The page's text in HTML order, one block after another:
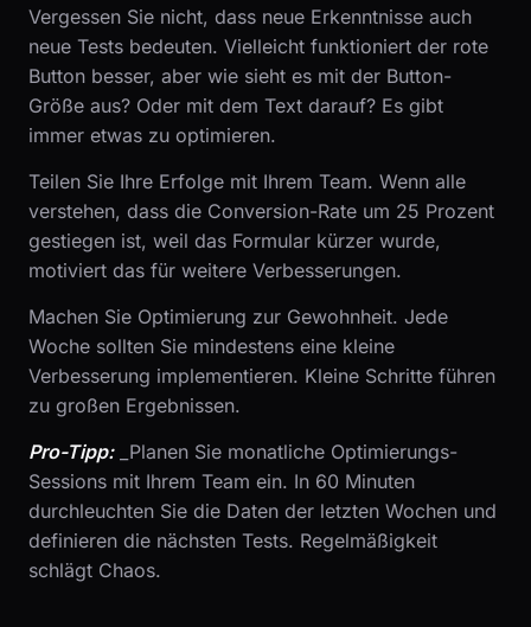
Vergessen Sie nicht, dass neue Erkenntnisse auch
neue Tests bedeuten. Vielleicht funktioniert der rote
Button besser, aber wie sieht es mit der Button-
Größe aus? Oder mit dem Text darauf? Es gibt
immer etwas zu optimieren.
Teilen Sie Ihre Erfolge mit Ihrem Team. Wenn alle
verstehen, dass die Conversion-Rate um 25 Prozent
gestiegen ist, weil das Formular kürzer wurde,
motiviert das für weitere Verbesserungen.
Machen Sie Optimierung zur Gewohnheit. Jede
Woche sollten Sie mindestens eine kleine
Verbesserung implementieren. Kleine Schritte führen
zu großen Ergebnissen.
Pro-Tipp:_Planen Sie monatliche Optimierungs-
Sessions mit Ihrem Team ein. In 60 Minuten
durchleuchten Sie die Daten der letzten Wochen und
definieren die nächsten Tests. Regelmäßigkeit
schlägt Chaos.